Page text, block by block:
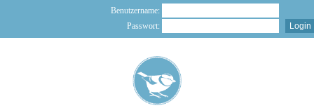
Benutzername:
Passwort: